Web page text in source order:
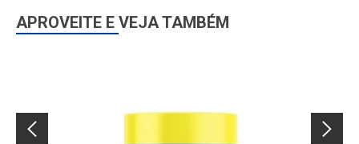
APROVEITE E VEJA TAMBÉM